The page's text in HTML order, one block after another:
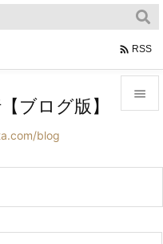



 RSS
ブログ版】
blog